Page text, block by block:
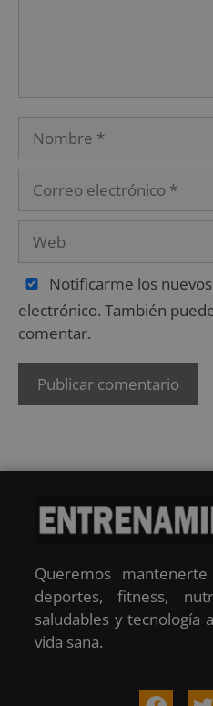
Notificarme los
electrónico. También
comentar.
Queremos
deportes, fitness,
saludables y tecnología
vida sana.